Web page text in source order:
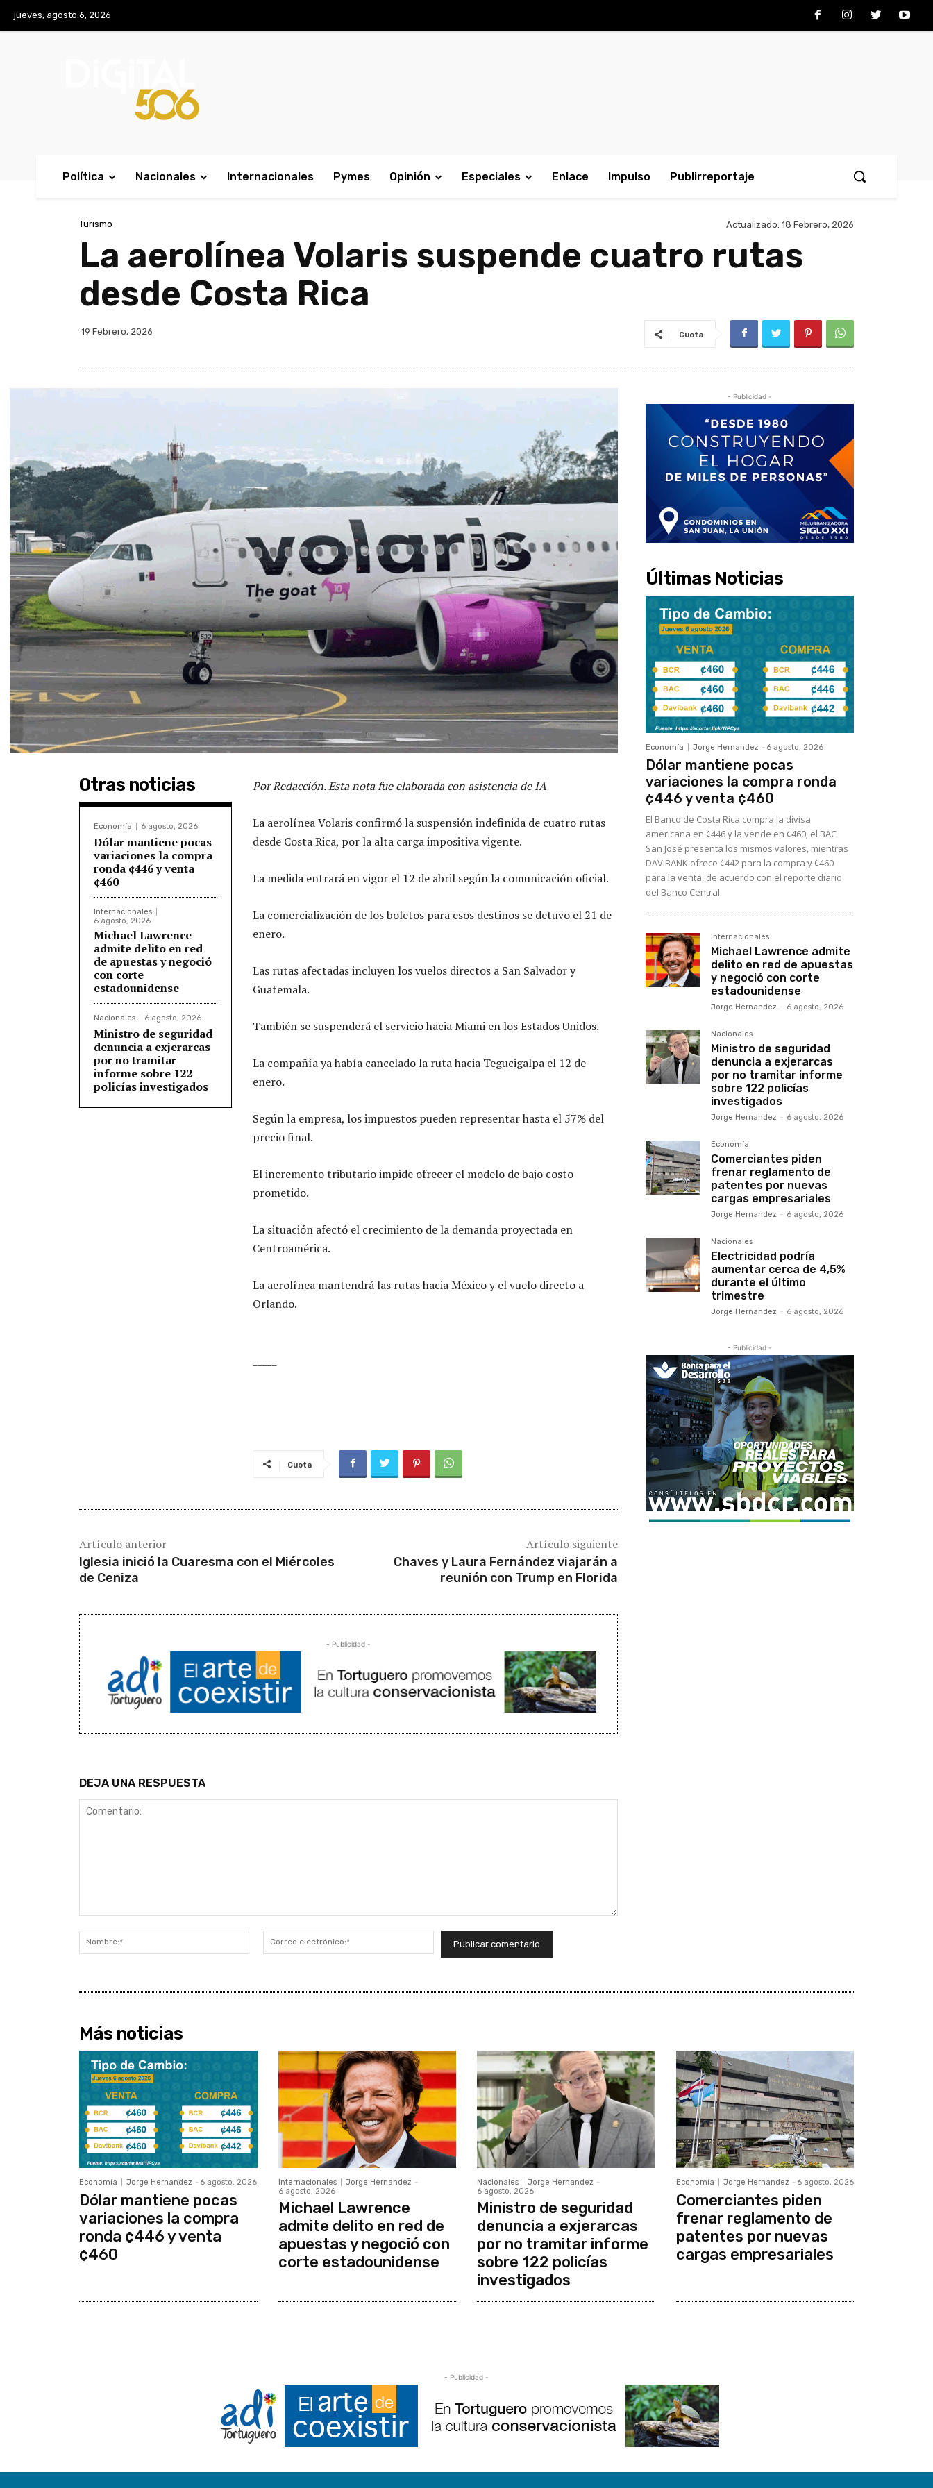
jueves, agosto 6, 2026
Política Nacionales Internacionales Pymes Opinión Especiales Enlace Impulso Publirreportaje
Turismo Actualizado: 18 Febrero, 2026
La aerolínea Volaris suspende cuatro rutas
desde Costa Rica
19 Febrero, 2026 Cuota
Otras noticias
Economía 6 agosto, 2026
Dólar mantiene pocas
variaciones la compra
ronda ¢446 y venta
¢460
Internacionales
6 agosto, 2026
Michael Lawrence
admite delito en red
de apuestas y negoció
con corte
estadounidense
Nacionales 6 agosto, 2026
Ministro de seguridad
denuncia a exjerarcas
por no tramitar
informe sobre 122
policías investigados
Por Redacción. Esta nota fue elaborada con asistencia de IA
La aerolínea Volaris confirmó la suspensión indefinida de cuatro rutas
desde Costa Rica, por la alta carga impositiva vigente.
La medida entrará en vigor el 12 de abril según la comunicación oficial.
La comercialización de los boletos para esos destinos se detuvo el 21 de
enero.
Las rutas afectadas incluyen los vuelos directos a San Salvador y
Guatemala.
También se suspenderá el servicio hacia Miami en los Estados Unidos.
La compañía ya había cancelado la ruta hacia Tegucigalpa el 12 de
enero.
Según la empresa, los impuestos pueden representar hasta el 57% del
precio final.
El incremento tributario impide ofrecer el modelo de bajo costo
prometido.
La situación afectó el crecimiento de la demanda proyectada en
Centroamérica.
La aerolínea mantendrá las rutas hacia México y el vuelo directo a
Orlando.
Cuota
Artículo anterior
Iglesia inició la Cuaresma con el Miércoles
de Ceniza
Artículo siguiente
Chaves y Laura Fernández viajarán a
reunión con Trump en Florida
- Publicidad -
DEJA UNA RESPUESTA
Nombre:*
electrónico:*
- Publicidad -
Últimas Noticias
Economía Jorge Hernandez - 6 agosto, 2026
Dólar mantiene pocas
variaciones la compra ronda
¢446 y venta ¢460
El Banco de Costa Rica compra la divisa
americana en ¢446 y la vende en ¢460; el BAC
San José presenta los mismos valores, mientras
DAVIBANK ofrece ¢442 para la compra y ¢460
para la venta, de acuerdo con el reporte diario
del Banco Central.
Internacionales
Michael Lawrence admite
delito en red de apuestas
y negoció con corte
estadounidense
Jorge Hernandez - 6 agosto, 2026
Nacionales
Ministro de seguridad
denuncia a exjerarcas
por no tramitar informe
sobre 122 policías
investigados
Jorge Hernandez - 6 agosto, 2026
Economía
Comerciantes piden
frenar reglamento de
patentes por nuevas
cargas empresariales
Jorge Hernandez - 6 agosto, 2026
Nacionales
Electricidad podría
aumentar cerca de 4,5%
durante el último
trimestre
Jorge Hernandez - 6 agosto, 2026
- Publicidad -
Más noticias
Economía Jorge Hernandez - 6 agosto, 2026
Dólar mantiene pocas
variaciones la compra
ronda ¢446 y venta
¢460
Internacionales Jorge Hernandez -
6 agosto, 2026
Michael Lawrence
admite delito en red de
apuestas y negoció con
corte estadounidense
Nacionales Jorge Hernandez -
6 agosto, 2026
Ministro de seguridad
denuncia a exjerarcas
por no tramitar informe
sobre 122 policías
investigados
Economía Jorge Hernandez - 6 agosto, 2026
Comerciantes piden
frenar reglamento de
patentes por nuevas
cargas empresariales
- Publicidad -